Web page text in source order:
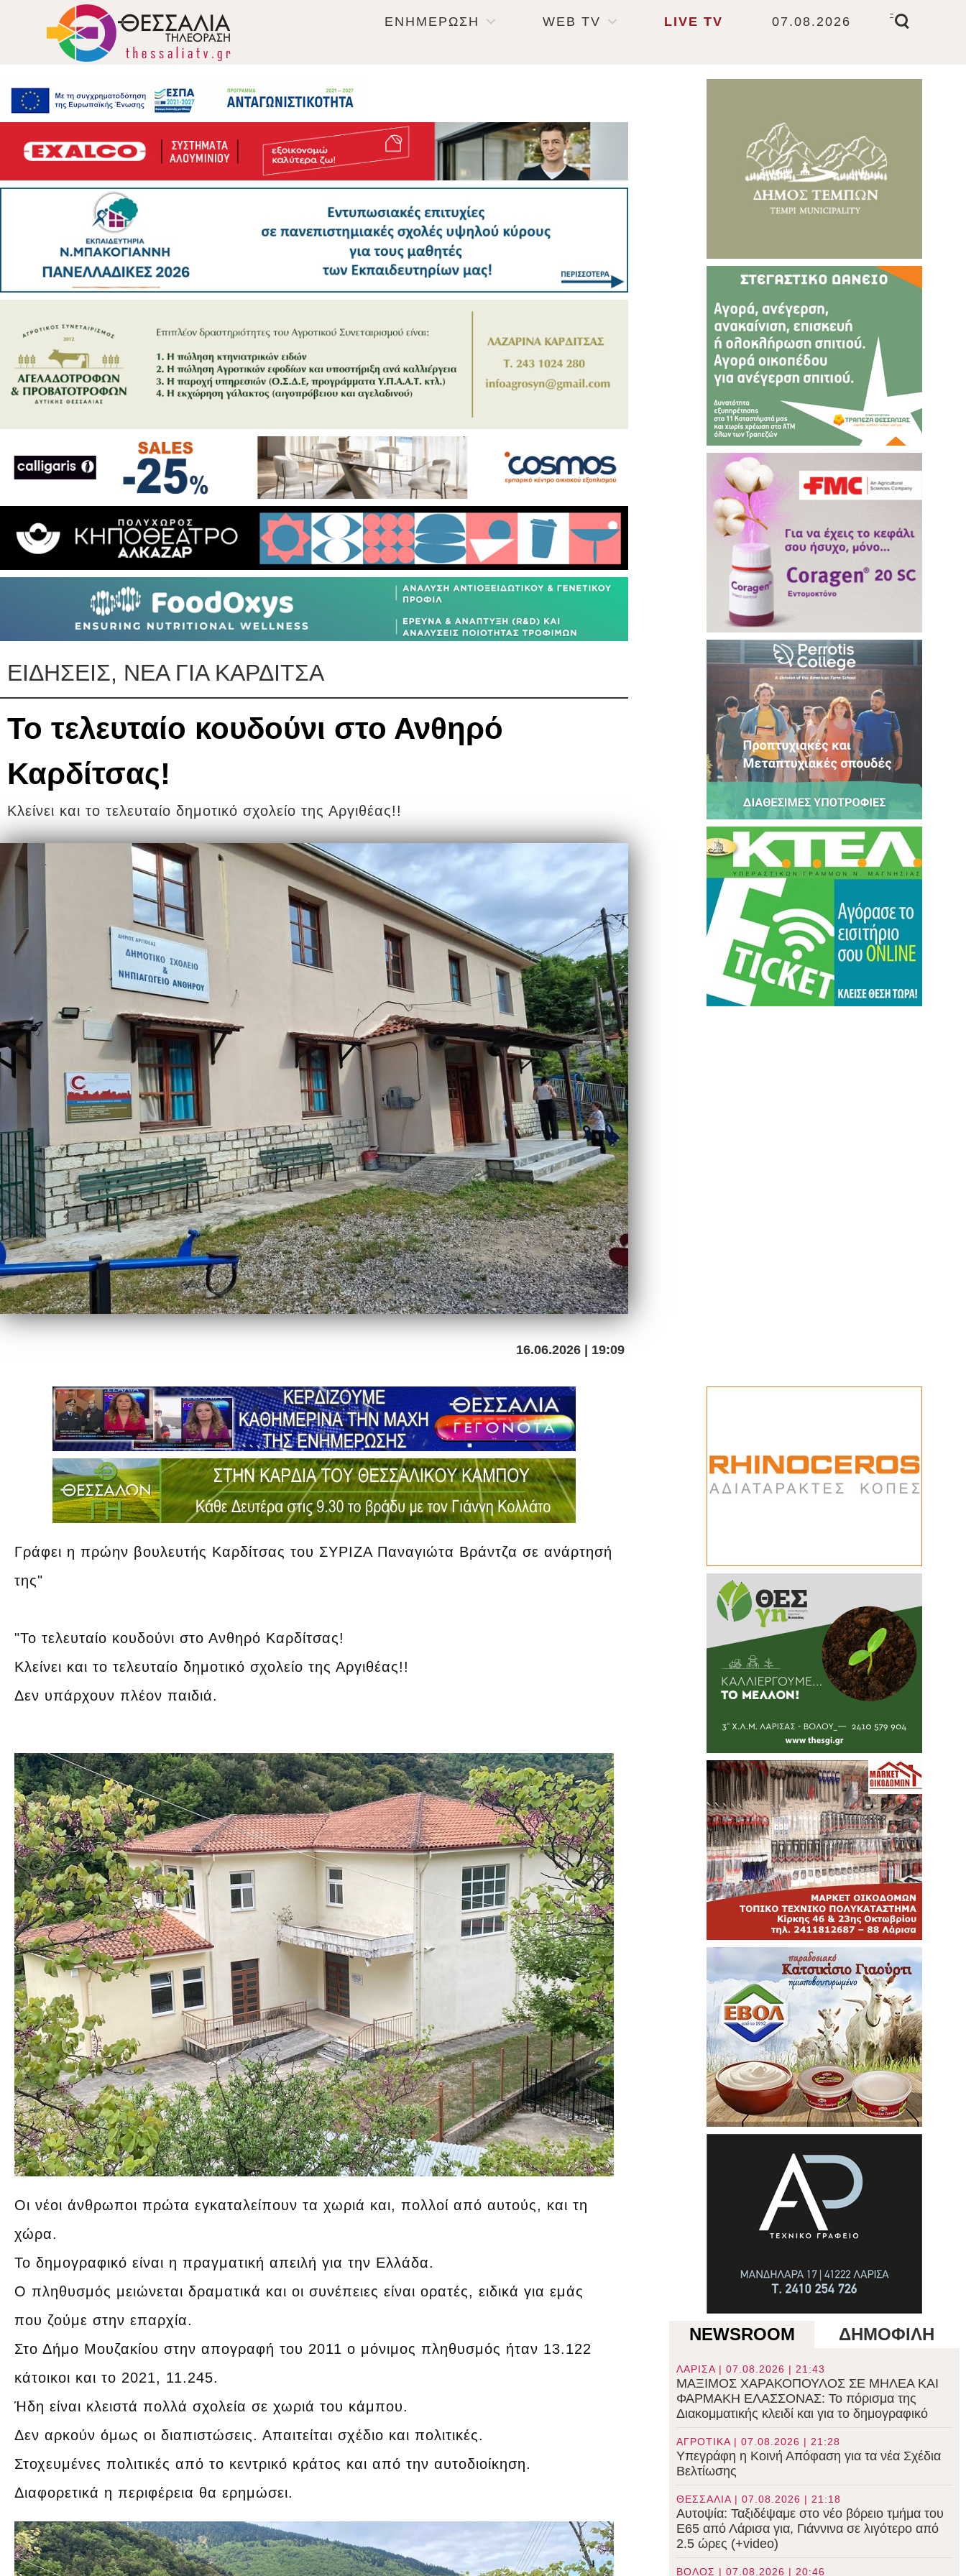
ΕΝΗΜΕΡΩΣΗ WEB TV LIVE TV 07.08.2026
-
ΕΙΔΗΣΕΙΣ, ΝΕΑ ΓΙΑ ΚΑΡΔΙΤΣΑ
Το τελευταίο κουδούνι στο Ανθηρό
Καρδίτσας!
Κλείνει και το τελευταίο δημοτικό σχολείο της Αργιθέας!!
16.06.2026 | 19:09
Γράφει η πρώην βουλευτής Καρδίτσας του ΣΥΡΙΖΑ Παναγιώτα Βράντζα σε ανάρτησή
της"
"Το τελευταίο κουδούνι στο Ανθηρό Καρδίτσας!
Κλείνει και το τελευταίο δημοτικό σχολείο της Αργιθέας!!
Δεν υπάρχουν πλέον παιδιά.
Οι νέοι άνθρωποι πρώτα εγκαταλείπουν τα χωριά και, πολλοί από αυτούς, και τη
χώρα.
Το δημογραφικό είναι η πραγματική απειλή για την Ελλάδα.
Ο πληθυσμός μειώνεται δραματικά και οι συνέπειες είναι ορατές, ειδικά για εμάς
που ζούμε στην επαρχία.
Στο Δήμο Μουζακίου στην απογραφή του 2011 ο μόνιμος πληθυσμός ήταν 13.122
κάτοικοι και το 2021, 11.245.
Ήδη είναι κλειστά πολλά σχολεία σε χωριά του κάμπου.
Δεν αρκούν όμως οι διαπιστώσεις. Απαιτείται σχέδιο και πολιτικές.
Στοχευμένες πολιτικές από το κεντρικό κράτος και από την αυτοδιοίκηση.
Διαφορετικά η περιφέρεια θα ερημώσει.
NEWSROOM ΔΗΜΟΦΙΛΗ
ΛΑΡΙΣΑ | 07.08.2026 | 21:43
ΜΑΞΙΜΟΣ ΧΑΡΑΚΟΠΟΥΛΟΣ ΣΕ ΜΗΛΕΑ ΚΑΙ
ΦΑΡΜΑΚΗ ΕΛΑΣΣΟΝΑΣ: Το πόρισμα της
Διακομματικής κλειδί και για το δημογραφικό
ΑΓΡΟΤΙΚΑ | 07.08.2026 | 21:28
Υπεγράφη η Κοινή Απόφαση για τα νέα Σχέδια
Βελτίωσης
ΘΕΣΣΑΛΙΑ | 07.08.2026 | 21:18
Αυτοψία: Ταξιδέψαμε στο νέο βόρειο τμήμα του
Ε65 από Λάρισα για, Γιάννινα σε λιγότερο από
2.5 ώρες (+video)
ΒΟΛΟΣ | 07.08.2026 | 20:46